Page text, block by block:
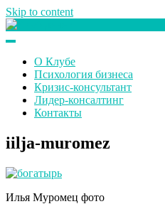
Skip to content
О Клубе
Психология бизнеса
Кризис-консультант
Лидер-консалтинг
Контакты
iilja-muromez
Илья Муромец фото